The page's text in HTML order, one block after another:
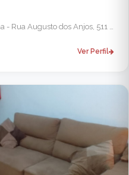
subi as escadas e bater campainha - Rua Augusto dos Anjos, 511 - sala3 - Rio Branco, Belo Horizonte - MG, 31535-000, Brasil - Ribeirão das Neves
Ver Perfil